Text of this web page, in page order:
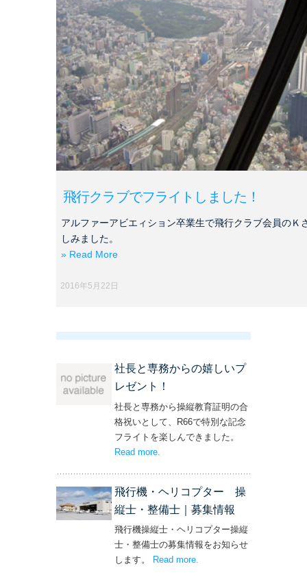
飛行クラブでフライトしました！
アルファーアビエィション卒業生で飛行クラブ会員のＫ
しみました。
» Read More
2016年5月22日
社長と専務からの嬉しいプ
レゼント！
社長と専務から操縦教育証明の合
格祝いとして、R66で特別な記念
フライトを楽しんできました。
Read more
飛行機・ヘリコプター 操
縦士・整備士｜募集情報
飛行機操縦士・ヘリコプター操縦
士・整備士の募集情報をお知らせ
します。
Read more– ‘飛行機・ヘリコプター
.